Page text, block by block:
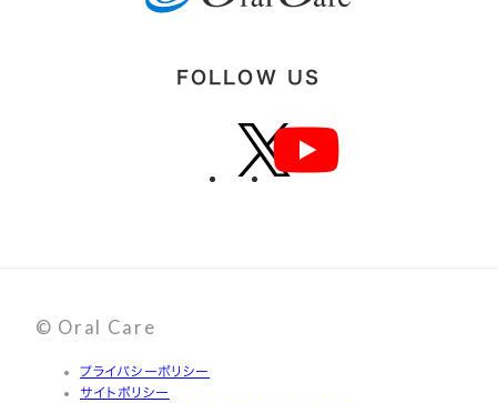
FOLLOW US
© Oral Care
プライバシーポリシー
サイトポリシー